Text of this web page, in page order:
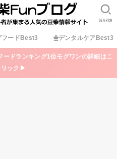
フードBest3 デンタルケアBest3
SEARCH
ードランキング1位モグワンの詳細はこ
リック▶